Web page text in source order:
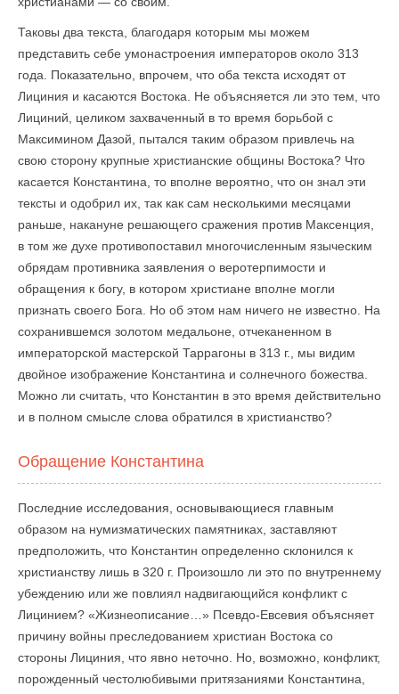
Таковы два текста, благодаря которым мы можем
представить себе умонастроения императоров около 313
года. Показательно, впрочем, что оба текста исходят от
Лициния и касаются Востока. Не объясняется ли это тем, что
Лициний, целиком захваченный в то время борьбой с
Максимином Дазой, пытался таким образом привлечь на
свою сторону крупные христианские общины Востока? Что
касается Константина, то вполне вероятно, что он знал эти
тексты и одобрил их, так как сам несколькими месяцами
раньше, накануне решающего сражения против Максенция,
в том же духе противопоставил многочисленным языческим
обрядам противника заявления о веротерпимости и
обращения к богу, в котором христиане вполне могли
признать своего Бога. Но об этом нам ничего не известно. На
сохранившемся золотом медальоне, отчеканенном в
императорской мастерской Таррагоны в 313 г., мы видим
двойное изображение Константина и солнечного божества.
Можно ли считать, что Константин в это время действительно
и в полном смысле слова обратился в христианство?
Обращение Константина
Последние исследования, основывающиеся главным
образом на нумизматических памятниках, заставляют
предположить, что Константин определенно склонился к
христианству лишь в 320 г. Произошло ли это по внутреннему
убеждению или же повлиял надвигающийся конфликт с
Лицинием? «Жизнеописание…» Псевдо-Евсевия объясняет
причину войны преследованием христиан Востока со
стороны Лициния, что явно неточно. Но, возможно, конфликт,
порожденный честолюбивыми притязаниями Константина,